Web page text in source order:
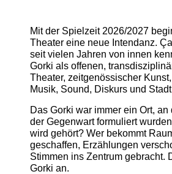
Mit der Spielzeit 2026/2027
Theater eine neue Intendanz.
seit vielen Jahren von innen
Gorki als offenen,
Theater, zeitgenössischer
Musik, Sound, Diskurs und
Das Gorki war immer ein Ort,
der Gegenwart formuliert
wird gehört? Wer bekommt
geschaffen, Erzählungen
Stimmen ins Zentrum gebracht.
Gorki an.